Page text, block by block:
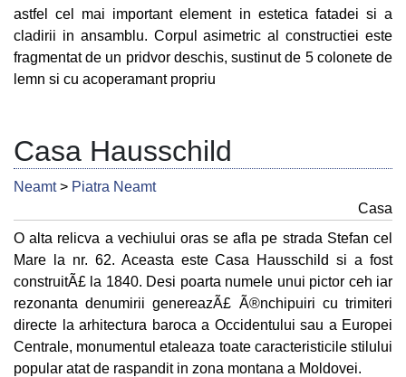
astfel cel mai important element in estetica fatadei si a
cladirii in ansamblu. Corpul asimetric al constructiei este
fragmentat de un pridvor deschis, sustinut de 5 colonete de
lemn si cu acoperamant propriu
Casa Hausschild
Neamt> Piatra Neamt
Casa
O alta relicva a vechiului oras se afla pe strada Stefan cel
Mare la nr. 62. Aceasta este Casa Hausschild si a fost
construitÃ£ la 1840. Desi poarta numele unui pictor ceh iar
rezonanta denumirii genereazÃ£ Ã®nchipuiri cu trimiteri
directe la arhitectura baroca a Occidentului sau a Europei
Centrale, monumentul etaleaza toate caracteristicile stilului
popular atat de raspandit in zona montana a Moldovei.